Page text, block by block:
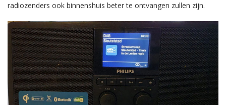
radiozenders ook binnenshuis beter te ontvangen zullen zijn.